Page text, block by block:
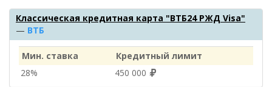
Классическая кредитная карта "ВТБ24 РЖД Visa"
— ВТБ
Мин. ставка
Кредитный лимит
28%
450 000